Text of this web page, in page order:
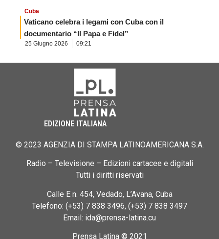
Cuba
Vaticano celebra i legami con Cuba con il
documentario “Il Papa e Fidel”
25 Giugno 2026 09:21
EDIZIONE ITALIANA
© 2023 AGENZIA DI STAMPA LATINOAMERICANA S.A.
Radio – Televisione – Edizioni cartacee e digitali
Tutti i diritti riservati
Calle E n. 454, Vedado, L’Avana, Cuba
Telefono: (+53) 7 838 3496, (+53) 7 838 3497
Email: ida@prensa-latina.cu
Prensa Latina © 2021